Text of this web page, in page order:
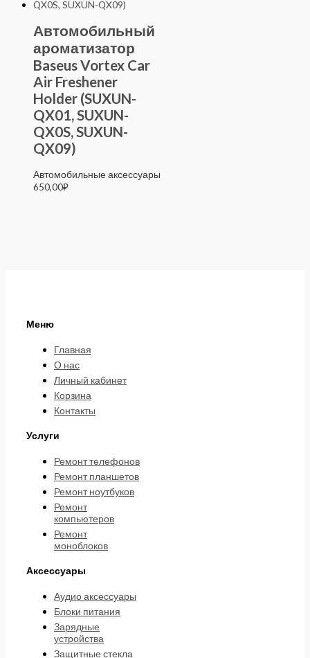
Автомобильный
ароматизатор
Baseus Vortex Car
Air Freshener
Holder (SUXUN-
QX01, SUXUN-
QX0S, SUXUN-
QX09)
Автомобильные аксессуары
650,00₽
Меню
Главная
О нас
Личный кабинет
Корзина
Контакты
Услуги
Ремонт телефонов
Ремонт планшетов
Ремонт ноутбуков
Ремонт
компьютеров
Ремонт
моноблоков
Аксессуары
Аудио аксессуары
Блоки питания
Зарядные
устройства
Защитные стекла